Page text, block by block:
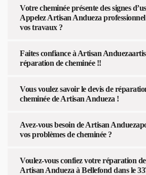
Votre cheminée présente des signes
Appelez Artisan Andueza
vos travaux ?
Faites confiance à Artisan
réparation de cheminée !!
Vous voulez savoir le devis de
cheminée de Artisan Andueza !
Avez-vous besoin de Artisan
vos problèmes de cheminée ?
Voulez-vous confiez votre réparation
Artisan Andueza à Bellefond dans le